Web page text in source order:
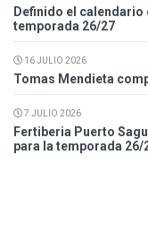
Definido el calendario
temporada 26/27
16 JULIO 2026
Tomas Mendieta
7 JULIO 2026
Fertiberia Puerto
para la temporada 26/